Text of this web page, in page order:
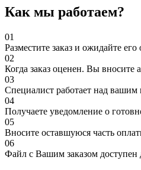
Как мы работаем?
01
Разместите заказ и ожидайте его
02
Когда заказ оценен. Вы вносите
03
Специалист работает над вашим
04
Получаете уведомление о
05
Вносите оставшуюся часть
06
Файл с Вашим заказом доступен